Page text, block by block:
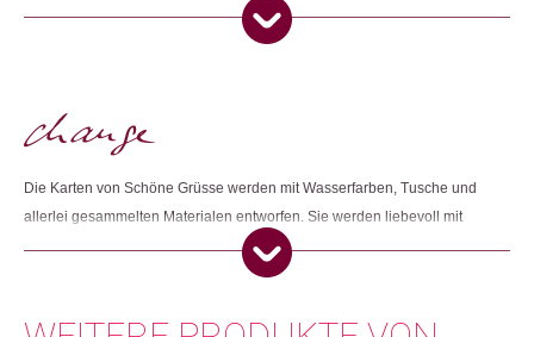
Es gibt noch keine Rezensionen.
Die Karten von Schöne Grüsse werden mit Wasserfarben, Tusche und
allerlei gesammelten Materialen entworfen. Sie werden liebevoll mit
auserwählten Farbkombinationen und aus hochwertigem Material